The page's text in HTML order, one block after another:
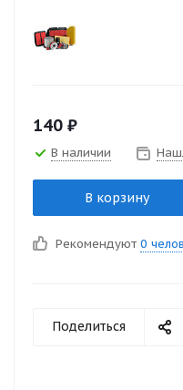
140 ₽
В наличии
В корзину
Рекомендуют 0
Поделиться